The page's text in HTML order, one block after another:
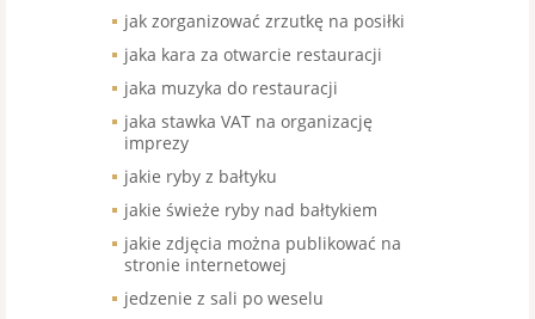
jak zorganizować zrzutkę na posiłki
jaka kara za otwarcie restauracji
jaka muzyka do restauracji
jaka stawka VAT na organizację
imprezy
jakie ryby z bałtyku
jakie świeże ryby nad bałtykiem
jakie zdjęcia można publikować na
stronie internetowej
jedzenie z sali po weselu